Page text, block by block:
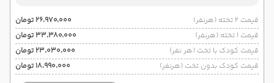
قیمت 2 تخته (هرنفر)
۲۶٬۹۷۰٬۰۰۰ تومان
قیمت 1 تخته (هرنفر)
۳۳٬۳۸۰٬۰۰۰ تومان
قیمت کودک با تخت (هر نفر)
۲۳٬۰۳۰٬۰۰۰ تومان
قیمت کودک بدون تخت (هرنفر)
۱۸٬۹۹۰٬۰۰۰ تومان